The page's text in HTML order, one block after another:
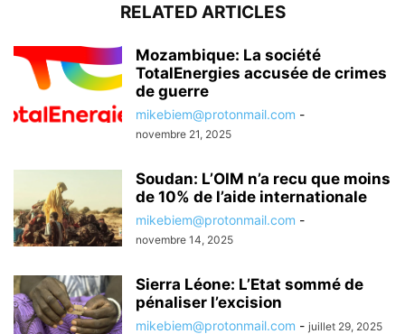
RELATED ARTICLES
Mozambique: La société
TotalEnergies accusée de crimes
de guerre
mikebiem@protonmail.com -
novembre 21, 2025
Soudan: L’OIM n’a recu que moins
de 10% de l’aide internationale
mikebiem@protonmail.com -
novembre 14, 2025
Sierra Léone: L’Etat sommé de
pénaliser l’excision
mikebiem@protonmail.com - juillet 29, 2025